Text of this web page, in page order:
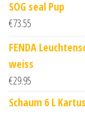
SOG seal Pup
€73.55
FENDA
weiss
€29.95
Schaum 6 L